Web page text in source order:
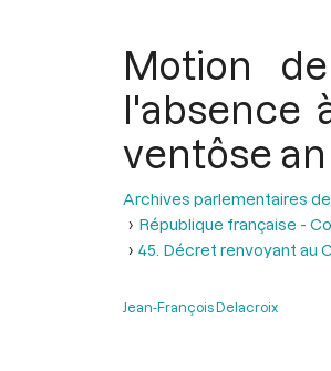
Motion
l'absence
ventôse an
Archives parlementaires
République française -
45. Décret renvoyant au
Jean-François Delacroix